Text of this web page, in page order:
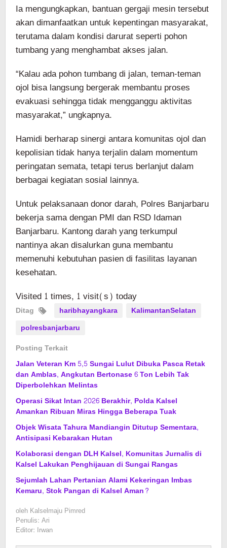
Ia mengungkapkan, bantuan gergaji mesin tersebut
akan dimanfaatkan untuk kepentingan masyarakat,
terutama dalam kondisi darurat seperti pohon
tumbang yang menghambat akses jalan.
“Kalau ada pohon tumbang di jalan, teman-teman
ojol bisa langsung bergerak membantu proses
evakuasi sehingga tidak mengganggu aktivitas
masyarakat,” ungkapnya.
Hamidi berharap sinergi antara komunitas ojol dan
kepolisian tidak hanya terjalin dalam momentum
peringatan semata, tetapi terus berlanjut dalam
berbagai kegiatan sosial lainnya.
Untuk pelaksanaan donor darah, Polres Banjarbaru
bekerja sama dengan PMI dan RSD Idaman
Banjarbaru. Kantong darah yang terkumpul
nantinya akan disalurkan guna membantu
memenuhi kebutuhan pasien di fasilitas layanan
kesehatan.
Visited 1 times, 1 visit(s) today
Ditag haribhayangkara
KalimantanSelatan
polresbanjarbaru
Posting Terkait
Jalan Veteran Km 5,5 Sungai Lulut Dibuka Pasca Retak
dan Amblas, Angkutan Bertonase 6 Ton Lebih Tak
Diperbolehkan Melintas
Operasi Sikat Intan 2026 Berakhir, Polda Kalsel
Amankan Ribuan Miras Hingga Beberapa Tuak
Objek Wisata Tahura Mandiangin Ditutup Sementara,
Antisipasi Kebarakan Hutan
Kolaborasi dengan DLH Kalsel, Komunitas Jurnalis di
Kalsel Lakukan Penghijauan di Sungai Rangas
Sejumlah Lahan Pertanian Alami Kekeringan Imbas
Kemaru, Stok Pangan di Kalsel Aman?
oleh Kalselmaju Pimred
Penulis: Ari
Editor: Irwan